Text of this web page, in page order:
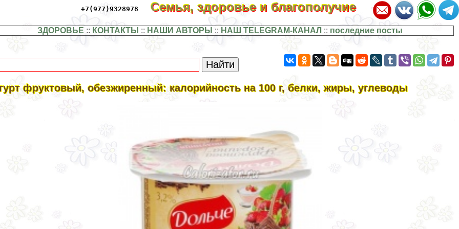
+7(977)9328978 Семья, здоровье и благополучие
ЗДОРОВЬЕ :: КОНТАКТЫ :: НАШИ АВТОРЫ :: НАШ TELEGRAM-КАНАЛ :: последние посты
фруктовый, обезжиренный: калорийность на 100 г, белки, жиры, углеводы